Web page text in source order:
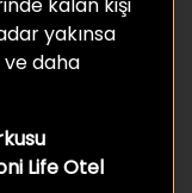
yakınsa
ve daha
Life Otel